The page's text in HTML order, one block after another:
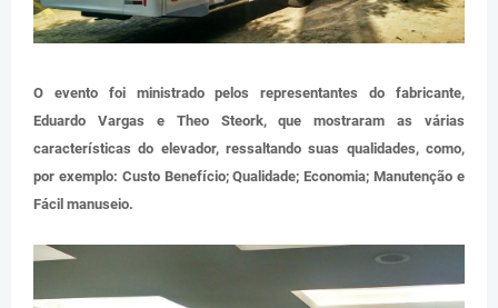
O evento foi ministrado pelos representantes do fabricante,
Eduardo Vargas e Theo Steork, que mostraram as várias
características do elevador, ressaltando suas qualidades, como,
por exemplo: Custo Benefício; Qualidade; Economia; Manutenção e
Fácil manuseio.